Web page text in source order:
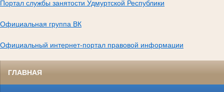
Портал службы занятости Удмуртской Республики
Официальная группа ВК
Официальный интернет-портал правовой информации
ГЛАВНАЯ